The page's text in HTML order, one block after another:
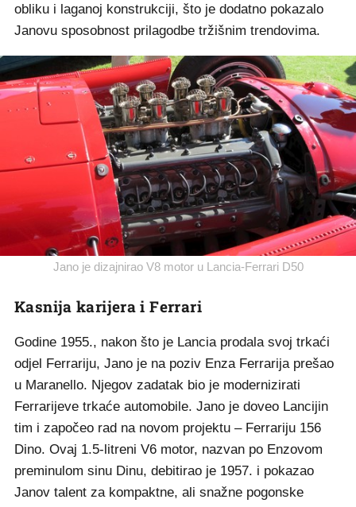
obliku i laganoj konstrukciji, što je dodatno pokazalo
Janovu sposobnost prilagodbe tržišnim trendovima.
Jano je dizajnirao V8 motor u Lancia-Ferrari D50
Kasnija karijera i Ferrari
Godine 1955., nakon što je Lancia prodala svoj trkaći
odjel Ferrariju, Jano je na poziv Enza Ferrarija prešao
u Maranello. Njegov zadatak bio je modernizirati
Ferrarijeve trkaće automobile. Jano je doveo Lancijin
tim i započeo rad na novom projektu – Ferrariju 156
Dino. Ovaj 1.5-litreni V6 motor, nazvan po Enzovom
preminulom sinu Dinu, debitirao je 1957. i pokazao
Janov talent za kompaktne, ali snažne pogonske